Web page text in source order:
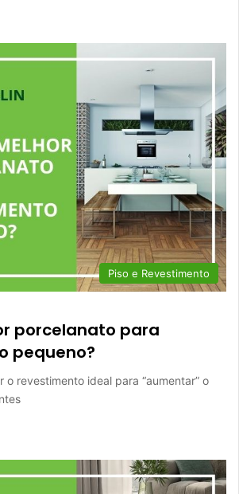
Piso e Revestimento
porcelanato para
pequeno?
o revestimento ideal para “aumentar” o